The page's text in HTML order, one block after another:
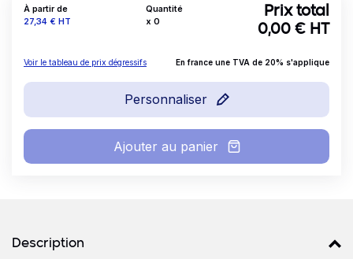
À partir de
Prix
27,34 € HT
Quantité
x 0
Prix total
0,00 € HT
Voir le tableau de prix dégressifs En france une TVA de 20% s'applique
Personnaliser
Ajouter au panier
Détails produits
Description